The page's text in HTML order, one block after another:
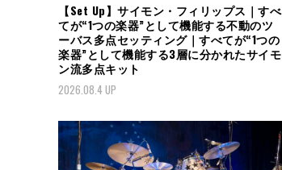
【Set Up】サイモン・フィリップス｜すべ
てが“1つの楽器”として機能する不動のツ
ーバス多点セッティング｜すべてが“1つの
楽器”として機能する3層に分かれたサイモ
ン流多点キット
2026.08.4 UP